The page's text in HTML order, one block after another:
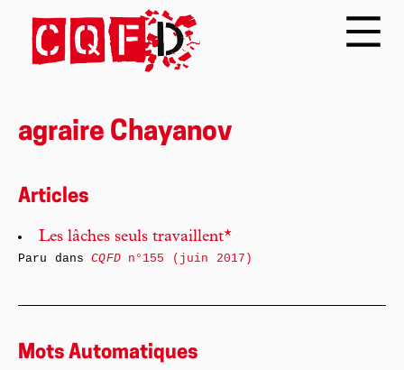
agraire Chayanov
Articles
Les lâches seuls travaillent*
Paru dansCQFDn°155 (juin 2017)
Mots Automatiques